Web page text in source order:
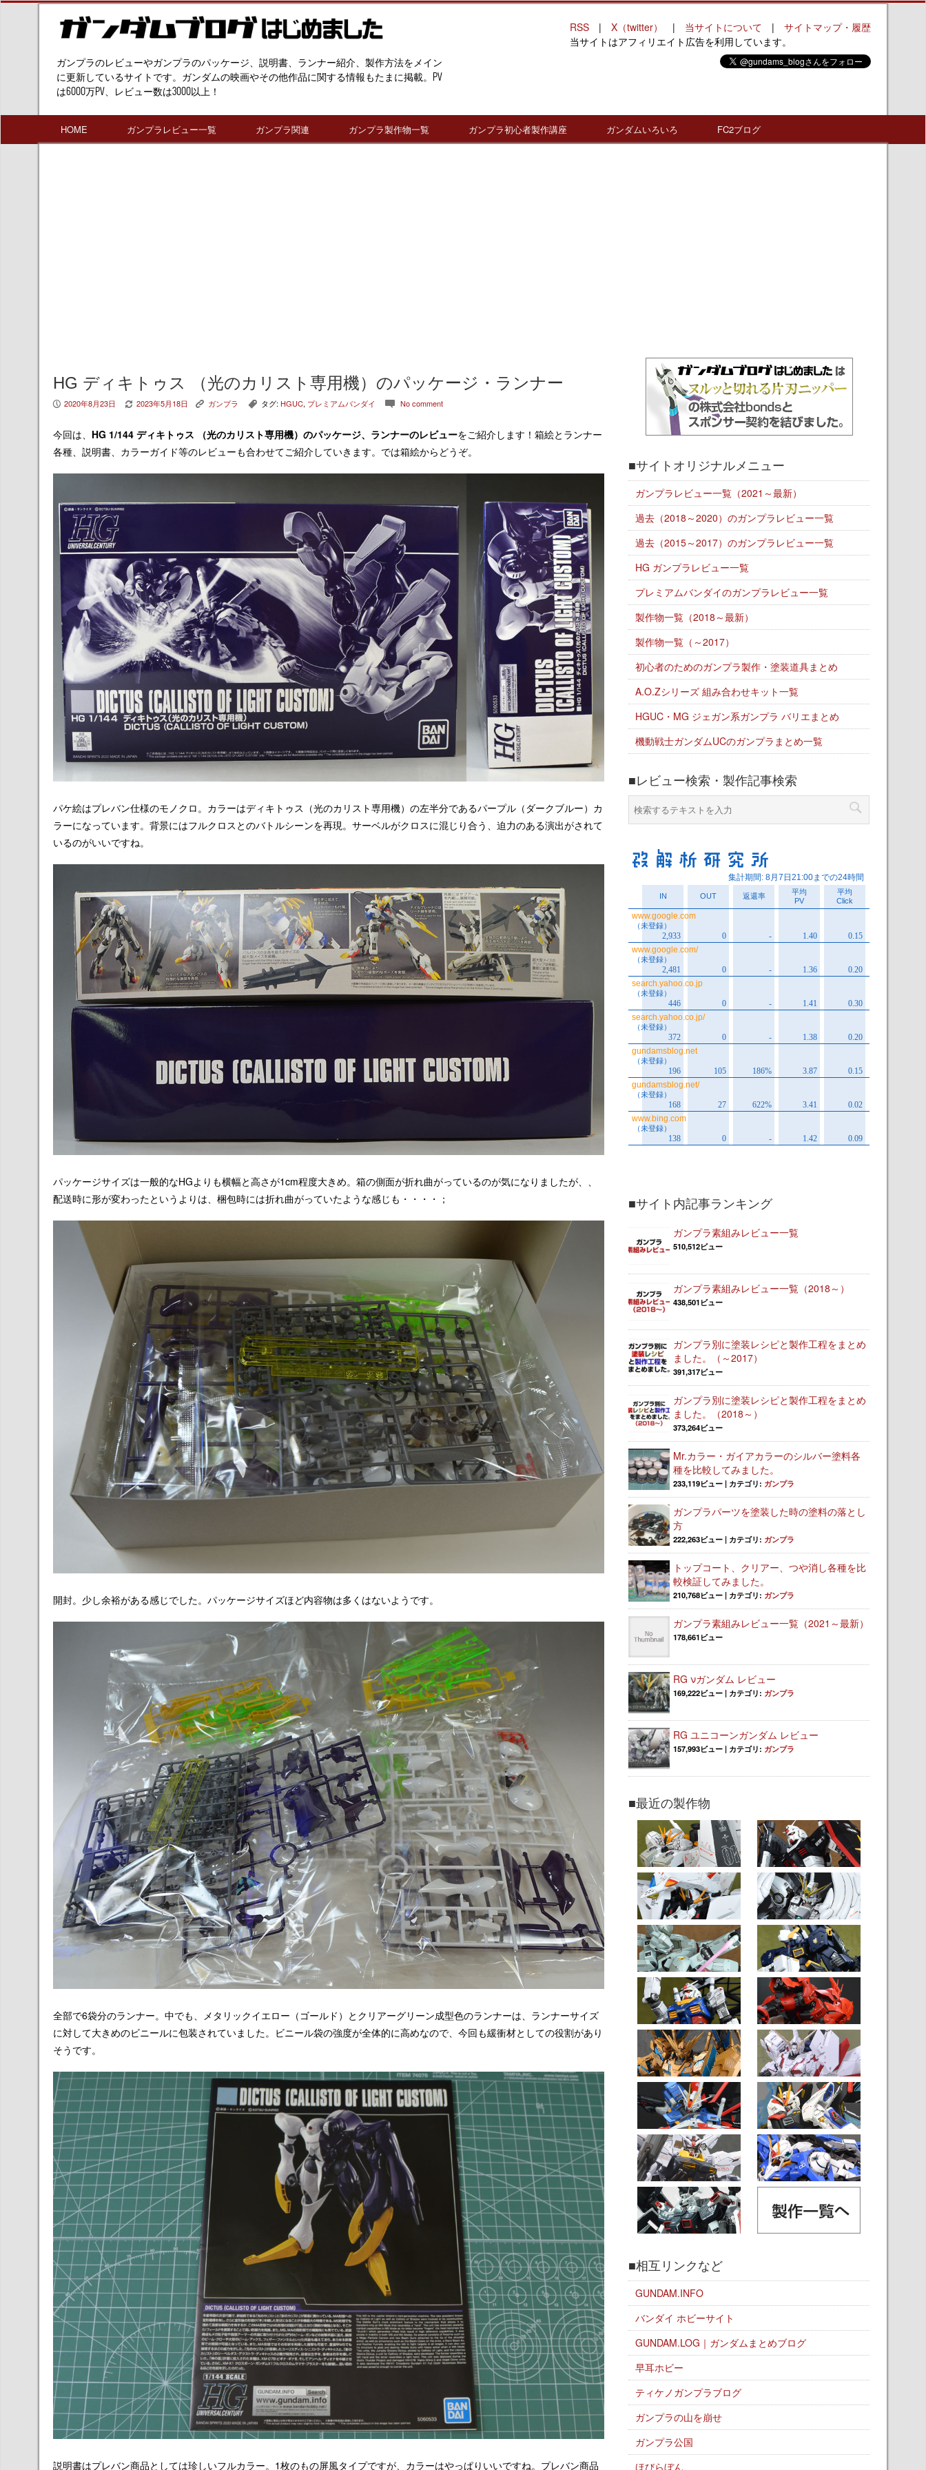
ガンプラのレビューやガンプラのパッケージ、説明書、ランナー紹介、製作方法をメイン
に更新しているサイトです。ガンダムの映画やその他作品に関する情報もたまに掲載。PV
は6000万PV、レビュー数は3000以上！
RSS | X（twitter） | 当サイトについて | サイトマップ・履歴
当サイトはアフィリエイト広告を利用しています。
HOME ガンプラレビュー一覧 ガンプラ関連 ガンプラ製作物一覧 ガンプラ初心者製作講座 ガンダムいろいろ FC2ブログ
HG ディキトゥス （光のカリスト専用機）のパッケージ・ランナー
P 2020年8月23日 V 2023年5月18日 K ガンプラ , タグ: HGUC, プレミアムバンダイ c No comment
今回は、 HG 1/144 ディキトゥス （光のカリスト専用機） のパッケージ、ランナーのレビューをご紹介します！箱絵とランナー
各種、説明書、カラーガイド等のレビューも合わせてご紹介していきます。では箱絵からどうぞ。
パケ絵はプレバン仕様のモノクロ。カラーはディキトゥス（光のカリスト専用機）の左半分であるパープル（ダークブルー）カ
ラーになっています。背景にはフルクロスとのバトルシーンを再現。サーベルがクロスに混じり合う、迫力のある演出がされて
いるのがいいですね。
パッケージサイズは一般的なHGよりも横幅と高さが1cm程度大きめ。箱の側面が折れ曲がっているのが気になりましたが、、
配送時に形が変わったというよりは、梱包時には折れ曲がっていたような感じも・・・・；
開封。少し余裕がある感じでした。パッケージサイズほど内容物は多くはないようです。
全部で6袋分のランナー。中でも、メタリックイエロー（ゴールド）とクリアーグリーン成型色のランナーは、ランナーサイズ
に対して大きめのビニールに包装されていました。ビニール袋の強度が全体的に高めなので、今回も緩衝材としての役割があり
そうです。
説明書はプレバン商品としては珍しいフルカラー。1枚のもの屏風タイプですが、カラーはやっぱりいいですね。プレバン商品
■サイトオリジナルメニュー
ガンプラレビュー一覧（2021～最新）
過去（2018～2020）のガンプラレビュー一覧
過去（2015～2017）のガンプラレビュー一覧
HG ガンプラレビュー一覧
プレミアムバンダイのガンプラレビュー一覧
製作物一覧（2018～最新）
製作物一覧（～2017）
初心者のためのガンプラ製作・塗装道具まとめ
A.O.Zシリーズ 組み合わせキット一覧
HGUC・MG ジェガン系ガンプラ バリエまとめ
機動戦士ガンダムUCのガンプラまとめ一覧
■レビュー検索・製作記事検索
■サイト内記事ランキング
ガンプラ素組みレビュー一覧
510,512ビュー
ガンプラ素組みレビュー一覧（2018～）
438,501ビュー
ガンプラ別に塗装レシピと製作工程をまとめ
ました。（～2017）
391,317ビュー
ガンプラ別に塗装レシピと製作工程をまとめ
ました。（2018～）
373,264ビュー
Mr.カラー・ガイアカラーのシルバー塗料各
種を比較してみました。
233,119ビュー | カテゴリ: ガンプラ
ガンプラパーツを塗装した時の塗料の落とし
方
222,263ビュー | カテゴリ: ガンプラ
トップコート、クリアー、つや消し各種を比
較検証してみました。
210,768ビュー | カテゴリ: ガンプラ
ガンプラ素組みレビュー一覧（2021～最新）
178,661ビュー
RG νガンダム レビュー
169,222ビュー | カテゴリ: ガンプラ
RG ユニコーンガンダム レビュー
157,993ビュー | カテゴリ: ガンプラ
■最近の製作物
■相互リンクなど
GUNDAM.INFO
バンダイ ホビーサイト
GUNDAM.LOG｜ガンダムまとめブログ
早耳ホビー
ティケノガンプラブログ
ガンプラの山を崩せ
ガンプラ公国
ほびらぼん